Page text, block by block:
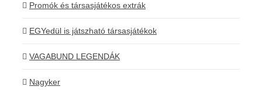
Promók és társasjátékos extrák
EGYedül is játszható társasjátékok
VAGABUND LEGENDÁK
Nagyker